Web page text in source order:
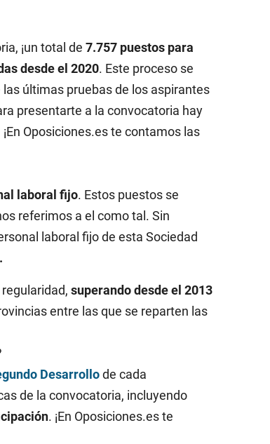
¡un total de 7.757 puestos para
desde el 2020. Este proceso se
últimas pruebas de los aspirantes
presentarte a la convocatoria hay
Oposiciones.es te contamos las
laboral fijo. Estos puestos se
referimos a el como tal. Sin
laboral fijo de esta Sociedad
superando desde el 2013
entre las que se reparten las
Desarrollode cada
de la convocatoria, incluyendo
. ¡En Oposiciones.es te